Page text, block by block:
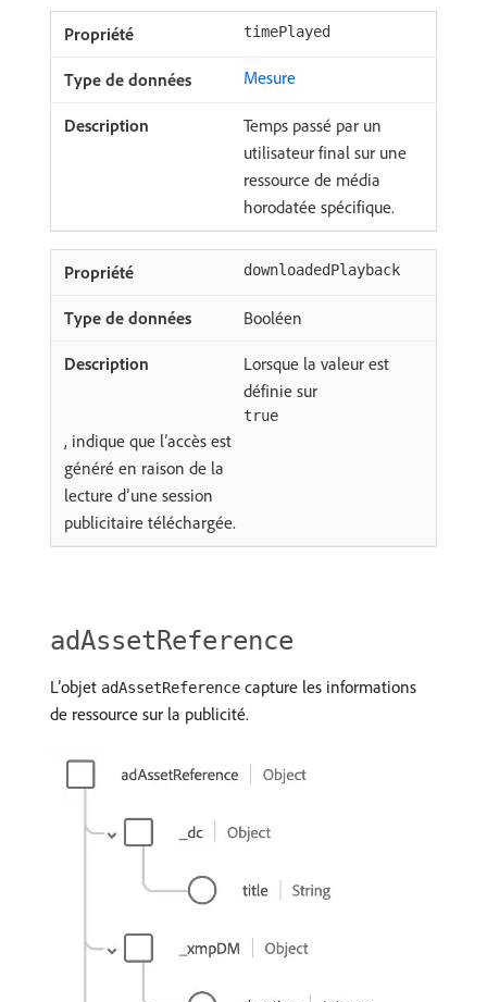
timePlayed
Mesure
Temps passé par un
utilisateur final sur une
ressource de média
horodatée spécifique.
downloadedPlayback
Booléen
Lorsque la valeur est
définie sur
true
, indique que l’accès est
généré en raison de la
lecture d’une session
publicitaire téléchargée.
adAssetReference
L’objet adAssetReference capture les informations
de ressource sur la publicité.